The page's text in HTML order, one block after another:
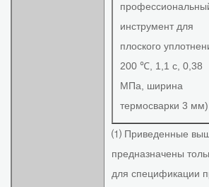
инструмент для
плоского
200 ℃, 1,1 с, 0,38
МПа, ширина
термосварки 3 мм)
⑴ Приведенные
предназначены
для спецификации